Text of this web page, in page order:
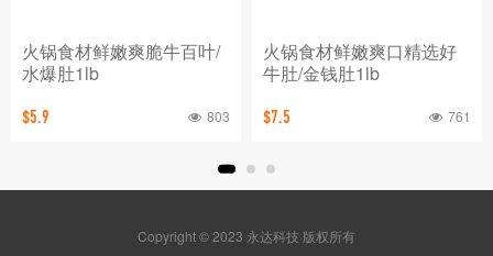
火锅食材鲜嫩爽口精选好
牛肚/金钱肚1lb
$7.5 761
新鲜大走地鸡14Size现货
整只批发价格
$12.99 589
Copyright © 2023 永达科技 版权所有